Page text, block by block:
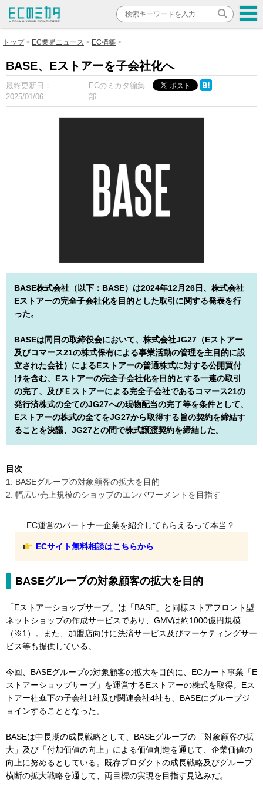
トップ EC業界ニュース EC構築
BASE、Eストアーを子会社化へ
最終更新日：
2025/01/06
ECのミカタ編集
部
BASE株式会社（以下：BASE）は2024年12月26日、株式会社
Eストアーの完全子会社化を目的とした取引に関する発表を行
った。
BASEは同日の取締役会において、株式会社JG27（Eストアー
及びコマース21の株式保有による事業活動の管理を主目的に設
立された会社）によるEストアーの普通株式に対する公開買付
けを含む、Eストアーの完全子会社化を目的とする一連の取引
の完了、及びＥストアーによる完全子会社であるコマース21の
発行済株式の全てのJG27への現物配当の完了等を条件として、
Eストアーの株式の全てをJG27から取得する旨の契約を締結す
ることを決議、JG27との間で株式譲渡契約を締結した。
目次
1. BASEグループの対象顧客の拡大を目的
2. 幅広い売上規模のショップのエンパワーメントを目指す
EC運営のパートナー企業を紹介してもらえるって本当？
ECサイト無料相談はこちらから
BASEグループの対象顧客の拡大を目的
「Eストアーショップサーブ」は「BASE」と同様ストアフロント型
ネットショップの作成サービスであり、GMVは約1000億円規模
（※1）。また、加盟店向けに決済サービス及びマーケティングサー
ビス等も提供している。
今回、BASEグループの対象顧客の拡大を目的に、ECカート事業「E
ストアーショップサーブ」を運営するEストアーの株式を取得。Eス
トアー社傘下の子会社1社及び関連会社4社も、BASEにグループジ
ョインすることとなった。
BASEは中長期の成長戦略として、BASEグループの「対象顧客の拡
大」及び「付加価値の向上」による価値創造を通じて、企業価値の
向上に努めるとしている。既存プロダクトの成長戦略及びグループ
横断の拡大戦略を通して、両目標の実現を目指す見込みだ。